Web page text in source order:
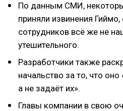
По данным СМИ,
приняли извинения
сотрудников всё же не
утешительного.
Разработчики также
начальство за то, что
а не задаёт их».
Главы компании в свою